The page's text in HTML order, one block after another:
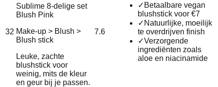
32
Sublime 8-delige set
Blush Pink
Make-up > Blush >
Blush stick
Leuke, zachte
blushstick voor
weinig, mits de kleur
en geur bij je passen.
7.6
✓ Betaalbare vegan
blushstick voor €7
✓ Natuurlijke, moeilijk
te overdrijven finish
✓Verzorgende
ingrediënten zoals
aloe en niacinamide